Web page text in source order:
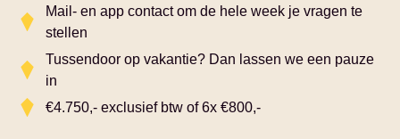
Mail- en app contact om de hele week je vragen te
stellen
Tussendoor op vakantie? Dan lassen we een pauze
in
€4.750,- exclusief btw of 6x €800,-